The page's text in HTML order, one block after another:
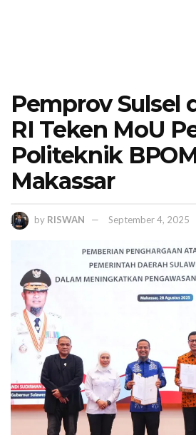
Pemprov Sulsel
RI Teken MoU
Politeknik
Makassar
by RISWAN September 4, 2025